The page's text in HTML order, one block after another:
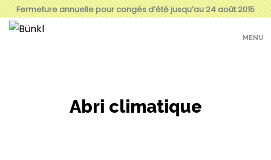
Fermeture annuelle pour congés d’été jusqu’au 24 août 2015
MENU
Abri climatique